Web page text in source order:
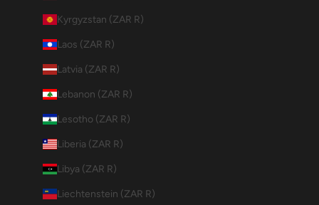
Kyrgyzstan (ZAR R)
Laos (ZAR R)
Latvia (ZAR R)
Lebanon (ZAR R)
Lesotho (ZAR R)
Liberia (ZAR R)
Libya (ZAR R)
Liechtenstein (ZAR R)